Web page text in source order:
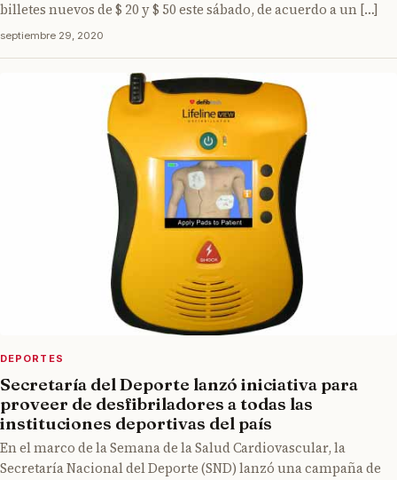
billetes nuevos de $ 20 y $ 50 este sábado, de acuerdo a un […]
septiembre 29, 2020
DEPORTES
Secretaría del Deporte lanzó iniciativa para
proveer de desfibriladores a todas las
instituciones deportivas del país
En el marco de la Semana de la Salud Cardiovascular, la
Secretaría Nacional del Deporte (SND) lanzó una campaña de